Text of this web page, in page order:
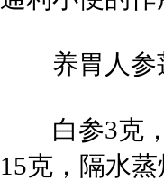
养胃人参
白参3克，
15克，隔水